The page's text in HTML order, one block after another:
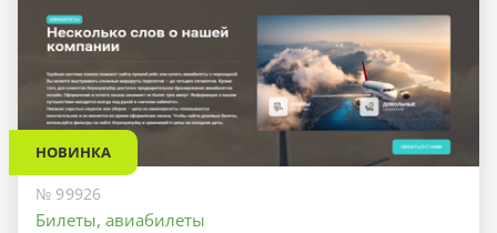
НОВИНКА
№ 99926
Билеты, авиабилеты